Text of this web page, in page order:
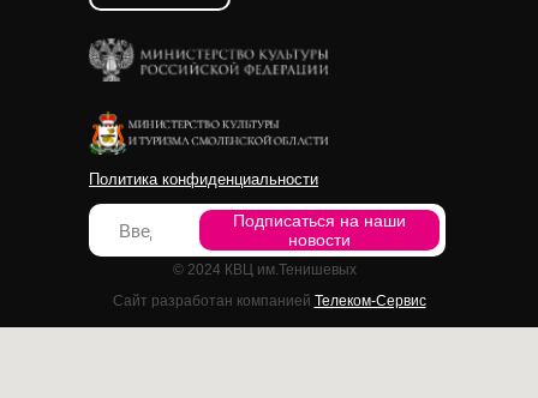
© 2024 КВЦ им.Тенишевых
Политика конфиденциальности
Подписаться на наши
новости
Сайт разработан компанией Телеком-Сервис